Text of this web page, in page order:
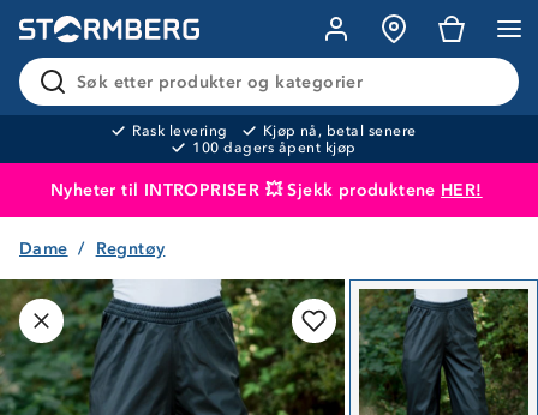
Søk etter produkter og kategorier
Rask levering
Kjøp nå, betal senere
100 dagers åpent kjøp
Nyheter til INTROPRISER 💥 Sjekk produktene HER!
Produktet er lagt i handlekurven
Dame Regntøy